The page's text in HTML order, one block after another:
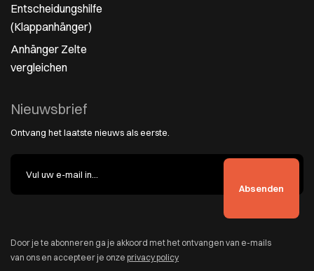
Entscheidungshilfe
(Klappanhänger)
Anhänger Zelte
vergleichen
Nieuwsbrief
Ontvang het laatste nieuws als eerste.
Door je te abonneren ga je akkoord met het ontvangen van e-mails
van ons en accepteer je onze privacy policy